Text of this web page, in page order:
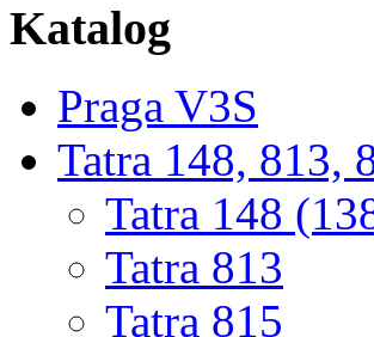
Katalog
Praga V3S
Tatra 148, 813,
Tatra 148
Tatra 813
Tatra 815